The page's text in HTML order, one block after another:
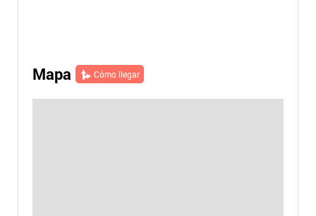
Mapa Cómo llegar